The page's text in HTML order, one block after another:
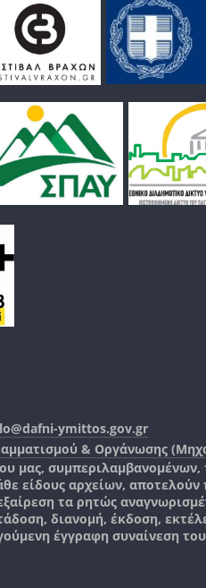
ymittos.gov.gr
& Οργάνωσης
μας,
είδους αρχείων, αποτελούν
τα ρητώς
διανομή, έκδοση,
έγγραφη συναίνεση του